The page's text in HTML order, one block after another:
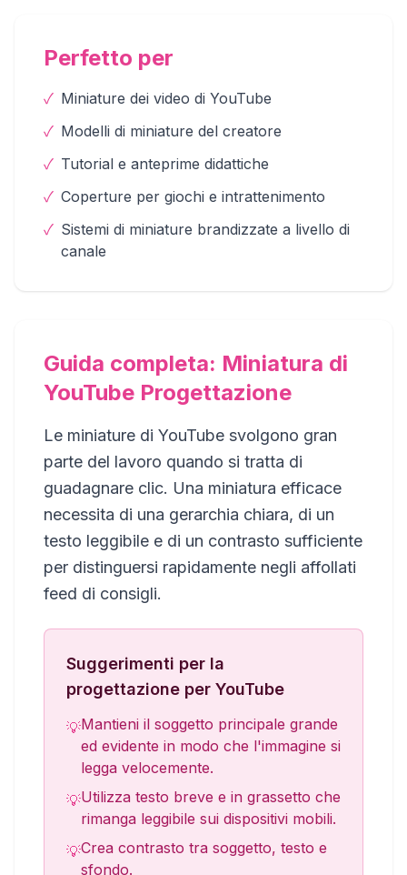
Perfetto per
✓ Miniature dei video di YouTube
✓ Modelli di miniature del creatore
✓ Tutorial e anteprime didattiche
✓ Coperture per giochi e intrattenimento
✓ Sistemi di miniature brandizzate a livello di
canale
Guida completa: Miniatura di
YouTube Progettazione
Le miniature di YouTube svolgono gran
parte del lavoro quando si tratta di
guadagnare clic. Una miniatura efficace
necessita di una gerarchia chiara, di un
testo leggibile e di un contrasto sufficiente
per distinguersi rapidamente negli affollati
feed di consigli.
Suggerimenti per la
progettazione per YouTube
💡Mantieni il soggetto principale grande
ed evidente in modo che l'immagine si
legga velocemente.
💡Utilizza testo breve e in grassetto che
rimanga leggibile sui dispositivi mobili.
💡Crea contrasto tra soggetto, testo e
sfondo.